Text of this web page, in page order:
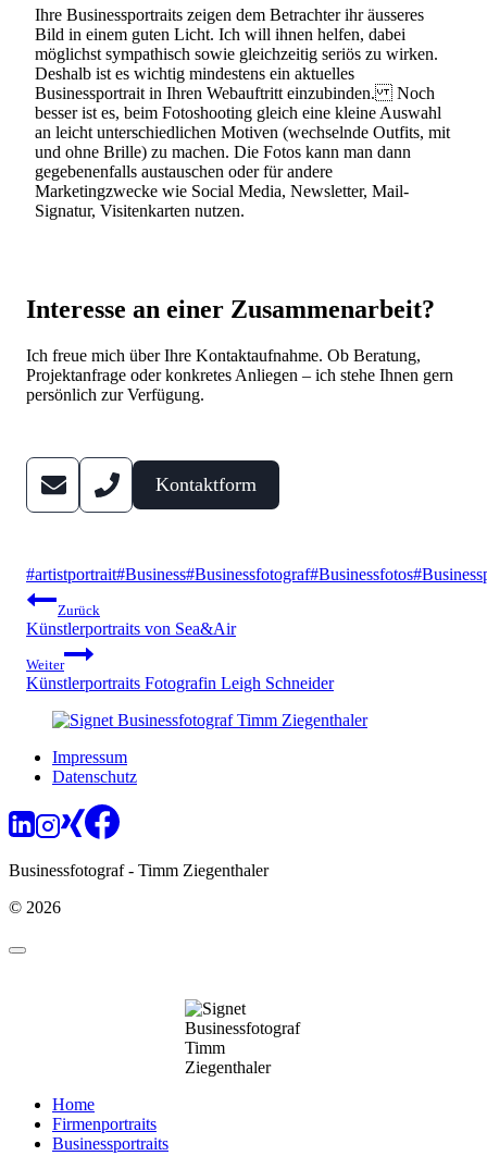
Ihre Businessportraits zeigen dem Betrachter ihr äusseres
Bild in einem guten Licht. Ich will ihnen helfen, dabei
möglichst sympathisch sowie gleichzeitig seriös zu wirken.
Deshalb ist es wichtig mindestens ein aktuelles
Businessportrait in Ihren Webauftritt einzubinden. Noch
besser ist es, beim Fotoshooting gleich eine kleine Auswahl
an leicht unterschiedlichen Motiven (wechselnde Outfits, mit
und ohne Brille) zu machen. Die Fotos kann man dann
gegebenenfalls austauschen oder für andere
Marketingzwecke wie Social Media, Newsletter, Mail-
Signatur, Visitenkarten nutzen.
Interesse an einer Zusammenarbeit?
Ich freue mich über Ihre Kontaktaufnahme. Ob Beratung,
Projektanfrage oder konkretes Anliegen – ich stehe Ihnen gern
persönlich zur Verfügung.
Kontaktform
Schlagworte:
#artistportrait#Business#Businessfotograf#Businessfotos#
Beitragsnavigation
Zurück
Künstlerportraits von Sea&Air
Weiter
Künstlerportraits Fotografin Leigh Schneider
Impressum
Datenschutz
Businessfotograf - Timm Ziegenthaler
© 2026
Home
Firmenportraits
Businessportraits